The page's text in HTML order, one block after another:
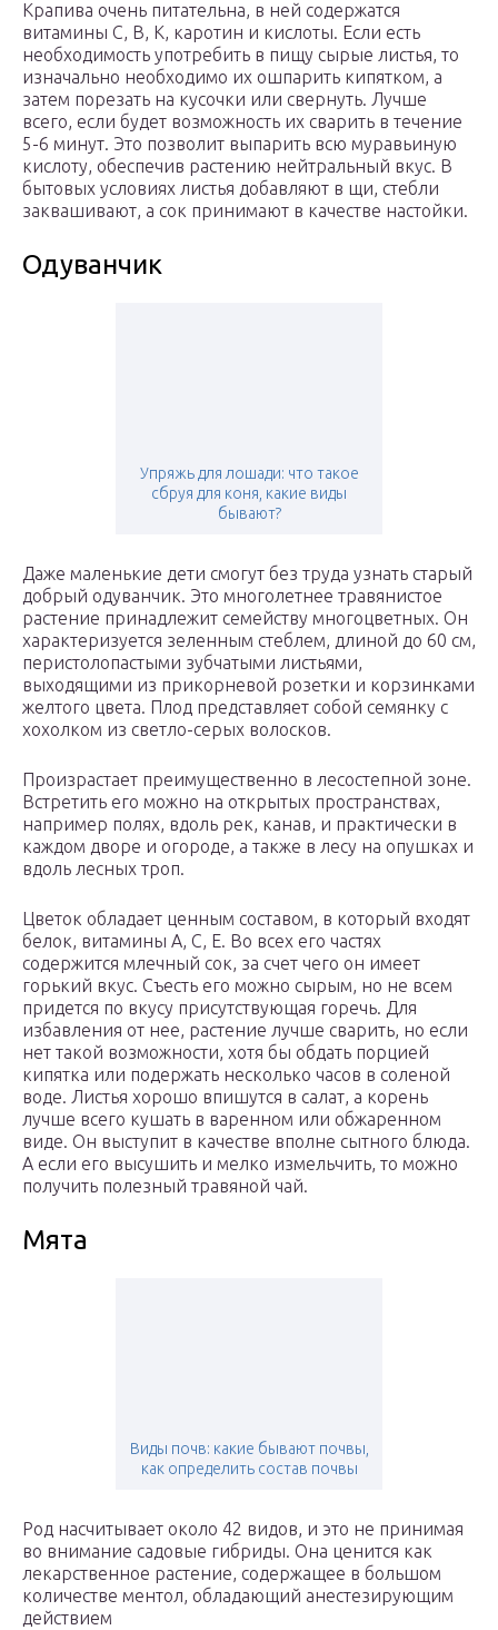
Крапива очень питательна, в ней содержатся
витамины С, В, К, каротин и кислоты. Если есть
необходимость употребить в пищу сырые листья, то
изначально необходимо их ошпарить кипятком, а
затем порезать на кусочки или свернуть. Лучше
всего, если будет возможность их сварить в течение
5-6 минут. Это позволит выпарить всю муравьиную
кислоту, обеспечив растению нейтральный вкус. В
бытовых условиях листья добавляют в щи, стебли
заквашивают, а сок принимают в качестве настойки.
Одуванчик
Упряжь для лошади: что такое
сбруя для коня, какие виды
бывают?
Даже маленькие дети смогут без труда узнать старый
добрый одуванчик. Это многолетнее травянистое
растение принадлежит семейству многоцветных. Он
характеризуется зеленным стеблем, длиной до 60 см,
перистолопастыми зубчатыми листьями,
выходящими из прикорневой розетки и корзинками
желтого цвета. Плод представляет собой семянку с
хохолком из светло-серых волосков.
Произрастает преимущественно в лесостепной зоне.
Встретить его можно на открытых пространствах,
например полях, вдоль рек, канав, и практически в
каждом дворе и огороде, а также в лесу на опушках и
вдоль лесных троп.
Цветок обладает ценным составом, в который входят
белок, витамины А, С, Е. Во всех его частях
содержится млечный сок, за счет чего он имеет
горький вкус. Съесть его можно сырым, но не всем
придется по вкусу присутствующая горечь. Для
избавления от нее, растение лучше сварить, но если
нет такой возможности, хотя бы обдать порцией
кипятка или подержать несколько часов в соленой
воде. Листья хорошо впишутся в салат, а корень
лучше всего кушать в варенном или обжаренном
виде. Он выступит в качестве вполне сытного блюда.
А если его высушить и мелко измельчить, то можно
получить полезный травяной чай.
Мята
Виды почв: какие бывают почвы,
как определить состав почвы
Род насчитывает около 42 видов, и это не принимая
во внимание садовые гибриды. Она ценится как
лекарственное растение, содержащее в большом
количестве ментол, обладающий анестезирующим
действием